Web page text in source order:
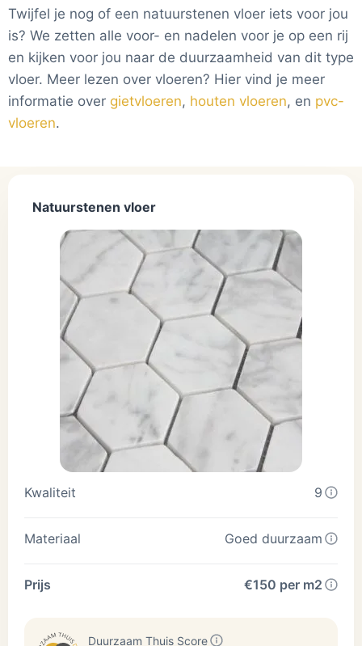
Twijfel je nog of een natuurstenen vloer iets voor jou
is? We zetten alle voor- en nadelen voor je op een rij
en kijken voor jou naar de duurzaamheid van dit type
vloer. Meer lezen over vloeren? Hier vind je meer
informatie over gietvloeren, houten vloeren, en pvc-
vloeren.
Natuurstenen vloer
Kwaliteit 9
Materiaal Goed duurzaam
Prijs €150 per m2
Duurzaam Thuis Score